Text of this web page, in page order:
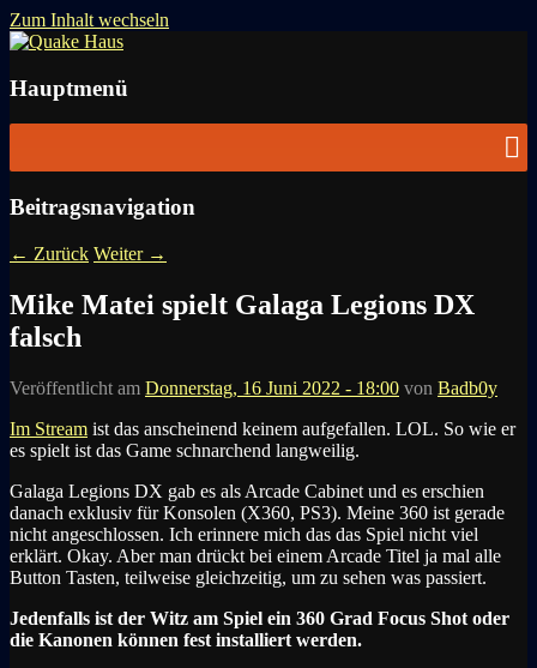
Zum Inhalt wechseln
Quake Haus
Hauptmenü
Beitragsnavigation
← Zurück Weiter →
Mike Matei spielt Galaga Legions DX
falsch
Veröffentlicht am Donnerstag, 16 Juni 2022 - 18:00 von Badb0y
Im Stream ist das anscheinend keinem aufgefallen. LOL. So wie er
es spielt ist das Game schnarchend langweilig.
Galaga Legions DX gab es als Arcade Cabinet und es erschien
danach exklusiv für Konsolen (X360, PS3). Meine 360 ist gerade
nicht angeschlossen. Ich erinnere mich das das Spiel nicht viel
erklärt. Okay. Aber man drückt bei einem Arcade Titel ja mal alle
Button Tasten, teilweise gleichzeitig, um zu sehen was passiert.
Jedenfalls ist der Witz am Spiel ein 360 Grad Focus Shot oder
die Kanonen können fest installiert werden.